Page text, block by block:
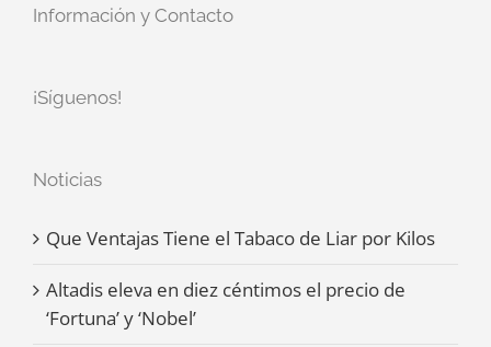
Información y Contacto
¡Síguenos!
Noticias
Que Ventajas Tiene el Tabaco de Liar por Kilos
Altadis eleva en diez céntimos el precio de
‘Fortuna’ y ‘Nobel’